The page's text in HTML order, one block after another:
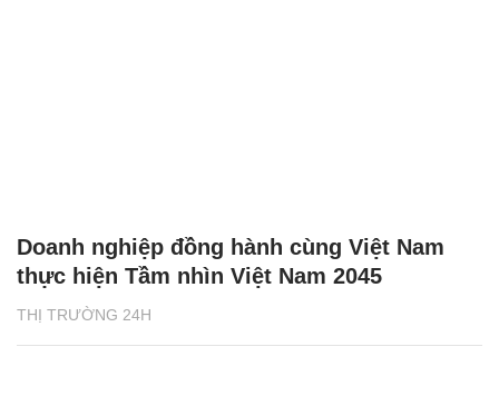
THỊ TRƯỜNG 24H
Doanh nghiệp đồng hành cùng Việt Nam
thực hiện Tầm nhìn Việt Nam 2045